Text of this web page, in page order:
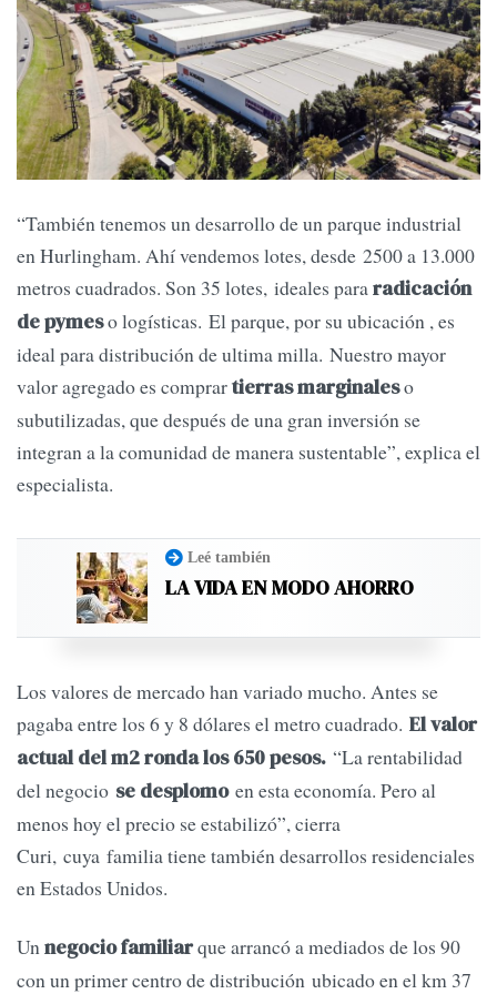
“También tenemos un desarrollo de un parque industrial
en Hurlingham. Ahí vendemos lotes, desde 2500 a 13.000
metros cuadrados. Son 35 lotes, ideales para radicación
de pymeso logísticas. El parque, por su ubicación , es
ideal para distribución de ultima milla. Nuestro mayor
valor agregado es comprartierras marginaleso
subutilizadas, que después de una gran inversión se
integran a la comunidad de manera sustentable”, explica el
especialista.
Leé también
LA VIDA EN MODO AHORRO
Los valores de mercado han variado mucho. Antes se
pagaba entre los 6 y 8 dólares el metro cuadrado. El valor
actual del m2 ronda los 650 pesos. “La rentabilidad
del negocio se desplomoen esta economía. Pero al
menos hoy el precio se estabilizó”, cierra
Curi, cuya familia tiene también desarrollos residenciales
en Estados Unidos.
Unnegocio familiarque arrancó a mediados de los 90
con un primer centro de distribución ubicado en el km 37